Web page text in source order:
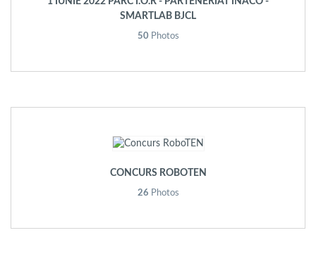
SMARTLAB BJCL
50Photos
CONCURS ROBOTEN
26 Photos